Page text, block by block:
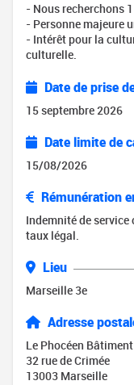
- Nous recherchons
- Personne majeure
- Intérêt pour la
culturelle.
Date de prise
15 septembre 2026
Date limite de
15/08/2026
Rémunération
Indemnité de
taux légal.
Lieu
Marseille 3e
Adresse
Le Phocéen
32 rue de Crimée
13003 Marseille